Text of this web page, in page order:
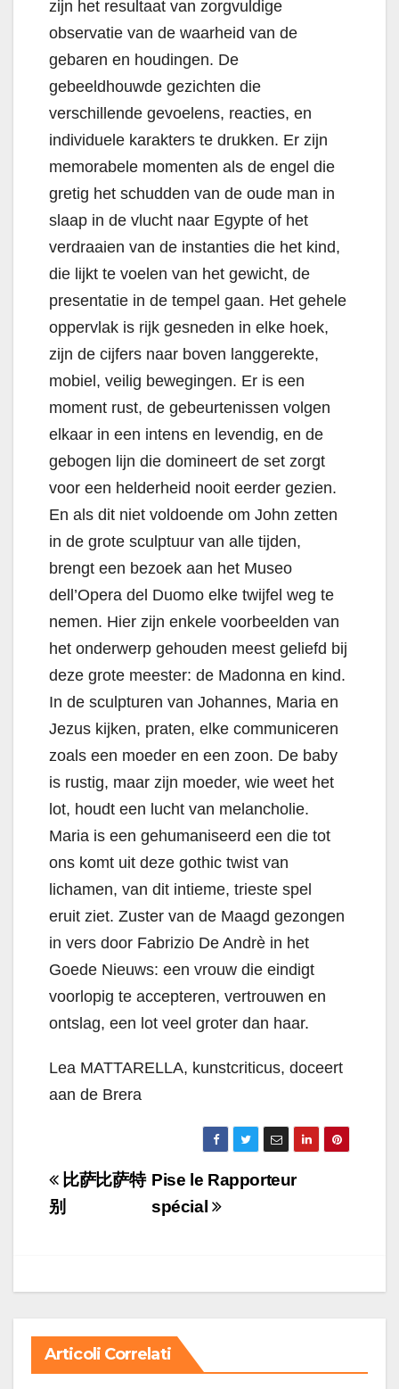
zijn het resultaat van zorgvuldige
observatie van de waarheid van de
gebaren en houdingen. De
gebeeldhouwde gezichten die
verschillende gevoelens, reacties, en
individuele karakters te drukken. Er zijn
memorabele momenten als de engel die
gretig het schudden van de oude man in
slaap in de vlucht naar Egypte of het
verdraaien van de instanties die het kind,
die lijkt te voelen van het gewicht, de
presentatie in de tempel gaan. Het gehele
oppervlak is rijk gesneden in elke hoek,
zijn de cijfers naar boven langgerekte,
mobiel, veilig bewegingen. Er is een
moment rust, de gebeurtenissen volgen
elkaar in een intens en levendig, en de
gebogen lijn die domineert de set zorgt
voor een helderheid nooit eerder gezien.
En als dit niet voldoende om John zetten
in de grote sculptuur van alle tijden,
brengt een bezoek aan het Museo
dell’Opera del Duomo elke twijfel weg te
nemen. Hier zijn enkele voorbeelden van
het onderwerp gehouden meest geliefd bij
deze grote meester: de Madonna en kind.
In de sculpturen van Johannes, Maria en
Jezus kijken, praten, elke communiceren
zoals een moeder en een zoon. De baby
is rustig, maar zijn moeder, wie weet het
lot, houdt een lucht van melancholie.
Maria is een gehumaniseerd een die tot
ons komt uit deze gothic twist van
lichamen, van dit intieme, trieste spel
eruit ziet. Zuster van de Maagd gezongen
in vers door Fabrizio De Andrè in het
Goede Nieuws: een vrouw die eindigt
voorlopig te accepteren, vertrouwen en
ontslag, een lot veel groter dan haar.
Lea MATTARELLA, kunstcriticus, doceert
aan de Brera
Navigazione
articoli
Pise le Rapporteur
spécial
比萨比萨特
别
Articoli Correlati